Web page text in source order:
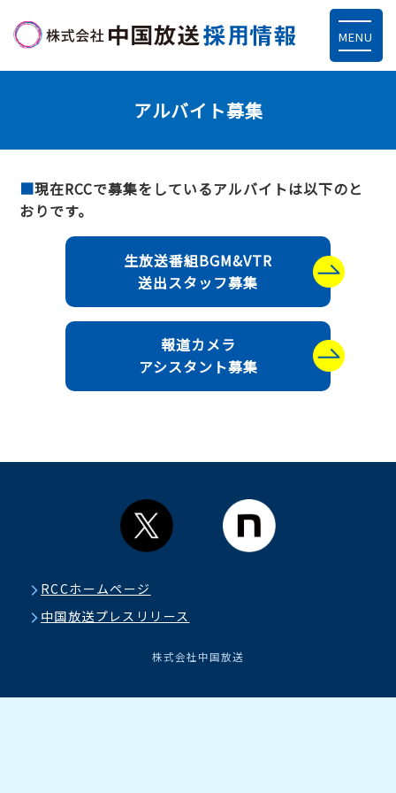
MENU
アルバイト募集
現在RCCで募集をしているアルバイトは以下のと
おりです。
生放送番組BGM&VTR
送出スタッフ募集
報道カメラ
アシスタント募集
RCCホームページ
中国放送プレスリリース
株式会社中国放送